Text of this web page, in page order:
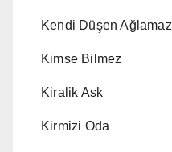
Kendi Düşen Ağlamaz
Kimse Bilmez
Kiralik Ask
Kirmizi Oda